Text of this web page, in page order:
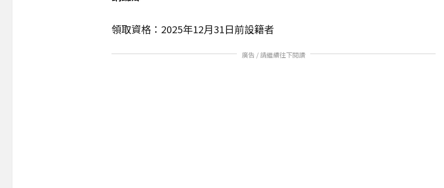
領取資格：2025年12月31日前設籍者
廣告 / 請繼續往下閱讀